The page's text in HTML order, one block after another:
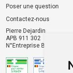
Poser une question
Contactez-nous
Pierre Dejardin
APB 911 302
N°Entreprise